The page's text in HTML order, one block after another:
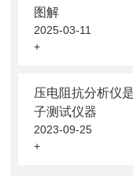
图解
2025-03-11
+
压电阻抗分析仪
子测试仪器
2023-09-25
+